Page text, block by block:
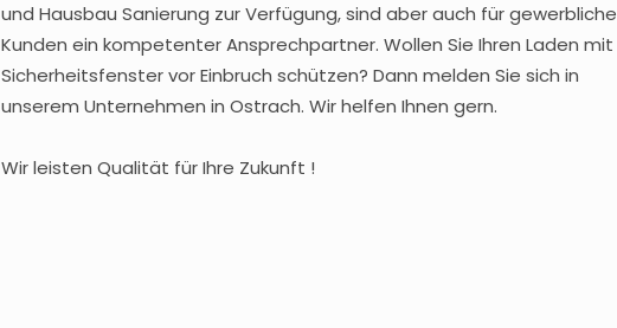
und Hausbau Sanierung zur Verfügung, sind aber auch für gewerbliche
Kunden ein kompetenter Ansprechpartner. Wollen Sie Ihren Laden mit
Sicherheitsfenster vor Einbruch schützen? Dann melden Sie sich in
unserem Unternehmen in Ostrach. Wir helfen Ihnen gern.
Wir leisten Qualität für Ihre Zukunft !